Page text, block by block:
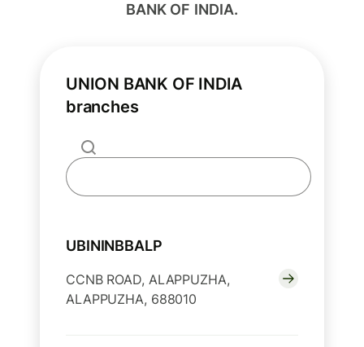
BANK OF INDIA.
UNION BANK OF INDIA
branches
UBININBBALP
CCNB ROAD, ALAPPUZHA,
ALAPPUZHA, 688010